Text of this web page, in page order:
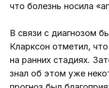
что болезнь носила
В связи с диагнозом
Кларксон отметил,
на ранних стадиях.
знал об этом уже